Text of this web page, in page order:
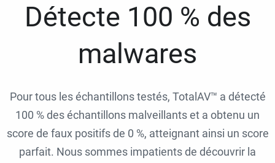
Détecte 100 % des
malwares
Pour tous les échantillons testés, TotalAV™ a détecté
100 % des échantillons malveillants et a obtenu un
score de faux positifs de 0 %, atteignant ainsi un score
parfait. Nous sommes impatients de découvrir la